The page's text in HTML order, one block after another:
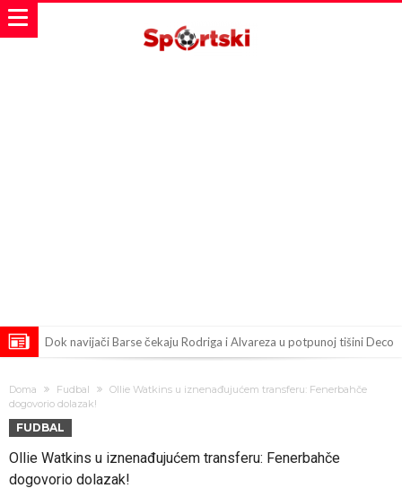
Dok navijači Barse čekaju Rodriga i Alvareza u potpunoj tišini Deco
otpremnine.
Trabzonspor ne staje: Dogovoren je napadač, igrao je sa Salahom u
Liverpulu
Šok na treningu Barcelone! Igrač u suzama napustio teren zbog
povrede
Posao od 150 miliona evra! Igrač je pristao, a sada je Liverpul
Doma Fudbal
Ollie Watkins u iznenađujućem transferu: Fenerbahče
dogovorio dolazak!
FUDBAL
Ollie Watkins u iznenađujućem transferu: Fenerbahče
dogovorio dolazak!